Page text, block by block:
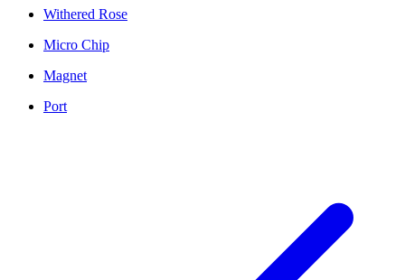
Withered Rose
Micro Chip
Magnet
Port